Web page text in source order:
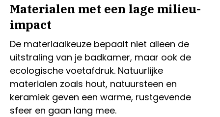
Materialen met een lage milieu-
impact
De materiaalkeuze bepaalt niet alleen de
uitstraling van je badkamer, maar ook de
ecologische voetafdruk. Natuurlijke
materialen zoals hout, natuursteen en
keramiek geven een warme, rustgevende
sfeer en gaan lang mee.